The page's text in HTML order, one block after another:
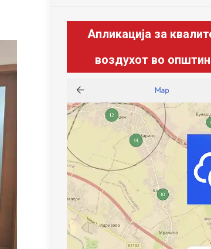
Апликација за
воздухот во